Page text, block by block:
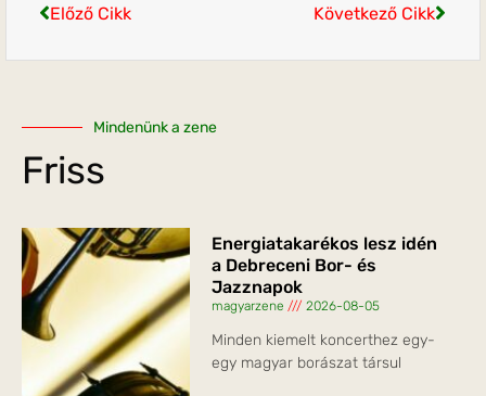
Előző Cikk Következő Cikk
Mindenünk a zene
Friss
Energiatakarékos lesz idén
a Debreceni Bor- és
Jazznapok
magyarzene 2026-08-05
Minden kiemelt koncerthez egy-
egy magyar borászat társul